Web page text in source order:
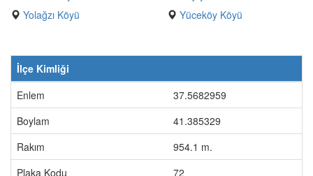
Yolağzı Köyü
Yüceköy Köyü
İlçe Kimliği
Enlem
37.5682959
Boylam
41.385329
Rakım
954.1 m.
Plaka Kodu
72